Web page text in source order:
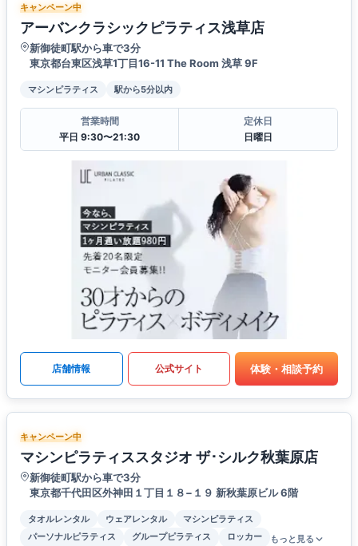
キャンペーン中
アーバンクラシックピラティス浅草店
新御徒町駅から車で3分
東京都台東区浅草1丁目16-11 The Room 浅草 9F
マシンピラティス 駅から5分以内
営業時間
平日 9:30〜21:30
定休日
日曜日
店舗情報 公式サイト 体験・相談予約
キャンペーン中
マシンピラティススタジオ ザ･シルク秋葉原店
新御徒町駅から車で3分
東京都千代田区外神田１丁目１８−１９ 新秋葉原ビル 6階
タオルレンタル ウェアレンタル
マシンピラティス
パーソナルピラティス
グループピラティス ロッカー もっと見る